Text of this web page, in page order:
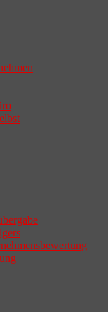
droht nicht